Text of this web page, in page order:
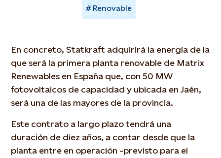
Renovable
En concreto, Statkraft adquirirá la energía de la
que será la primera planta renovable de Matrix
Renewables en España que, con 50 MW
fotovoltaicos de capacidad y ubicada en Jaén,
será una de las mayores de la provincia.
Este contrato a largo plazo tendrá una
duración de diez años, a contar desde que la
planta entre en operación -previsto para el